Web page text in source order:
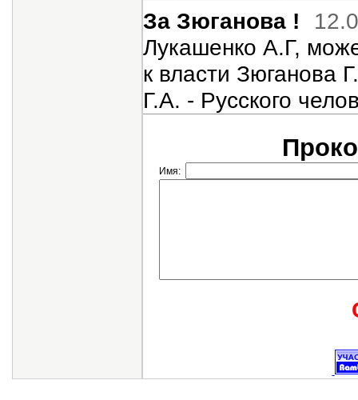
За Зюганова !
Лукашенко А.Г,
к власти Зюганова
Г.А. - Русского
Имя: